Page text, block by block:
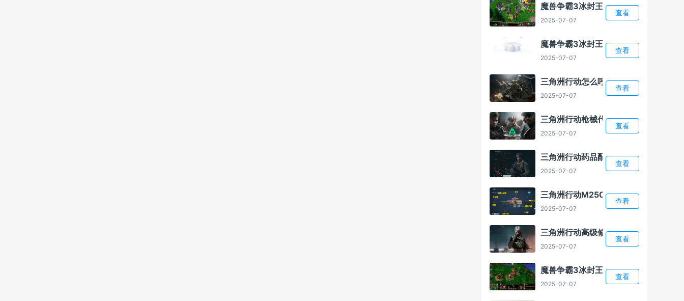
魔兽争霸3冰封王座1.24E能用AI插件吗
2025-07-07
查看
魔兽争霸3冰封王座1.24e电脑版下载方
2025-07-07
查看
三角洲行动怎么呼叫总部
2025-07-07
查看
三角洲行动枪械代码怎么导入
2025-07-07
查看
三角洲行动药品配置介绍
2025-07-07
查看
三角洲行动M250改装方案
2025-07-07
查看
三角洲行动高级修理怎么解锁
2025-07-07
查看
魔兽争霸3冰封王座1.24E补丁
2025-07-07
查看